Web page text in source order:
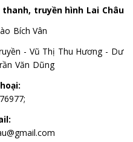
truyền hình Lai Châu
Bích Vân
- Vũ Thị Thu Hương - Dư
Văn Dũng